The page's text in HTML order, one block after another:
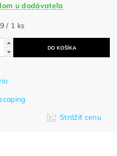
u dodávateľa
/ 1 ks
Strážiť cenu